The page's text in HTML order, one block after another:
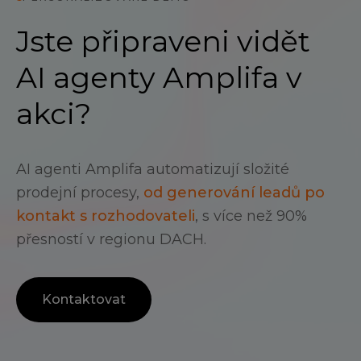
Jste připraveni vidět
AI agenty Amplifa v
akci?
AI agenti Amplifa automatizují složité
prodejní procesy, od generování leadů po
kontakt s rozhodovateli, s více než 90%
přesností v regionu DACH.
Kontaktovat